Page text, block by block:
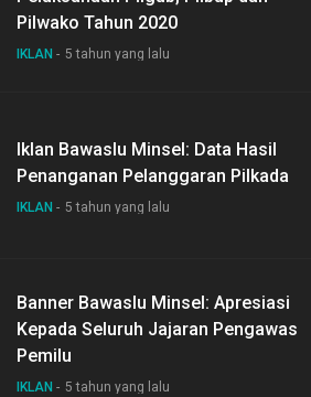
Pilwako Tahun 2020
IKLAN 5 tahun yang lalu
Iklan Bawaslu Minsel: Data Hasil
Penanganan Pelanggaran Pilkada
IKLAN 5 tahun yang lalu
Banner Bawaslu Minsel: Apresiasi
Kepada Seluruh Jajaran Pengawas
Pemilu
IKLAN 5 tahun yang lalu